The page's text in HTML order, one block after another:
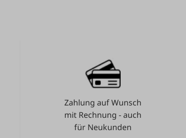
Zahlung auf Wunsch
mit Rechnung - auch
für Neukunden